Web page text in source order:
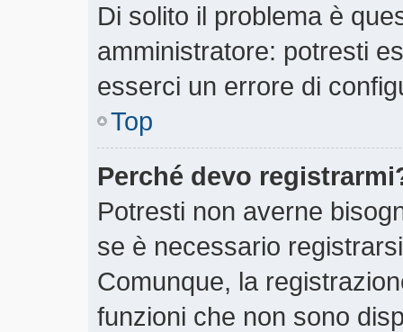
Di solito il problema è
amministratore: potresti
esserci un errore di
Top
Perché devo
Potresti non averne
se è necessario
Comunque, la
funzioni che non sono